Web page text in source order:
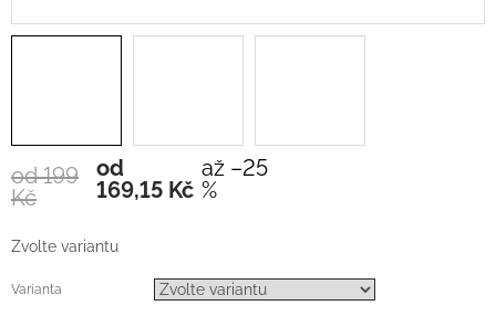
od 199
Kč
až –25
%
od
169,15 Kč Měrná
cena:
Zvolte variantu
Varianta